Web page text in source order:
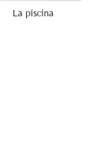
La piscina